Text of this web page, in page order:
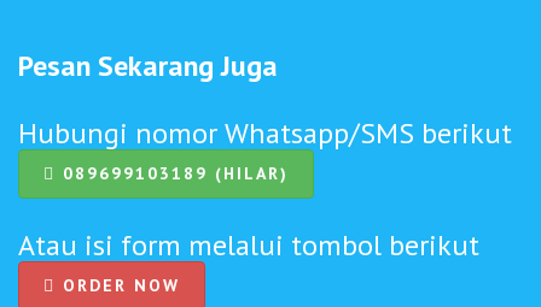
Pesan Sekarang Juga
Hubungi nomor Whatsapp/SMS berikut
089699103189 (HILAR)
Atau isi form melalui tombol berikut
ORDER NOW